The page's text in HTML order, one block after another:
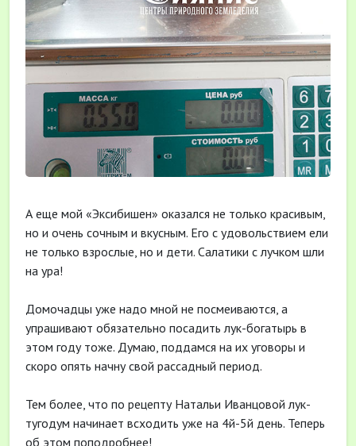
А еще мой «Эксибишен» оказался не только красивым,
но и очень сочным и вкусным. Его с удовольствием ели
не только взрослые, но и дети. Салатики с лучком шли
на ура!
Домочадцы уже надо мной не посмеиваются, а
упрашивают обязательно посадить лук-богатырь в
этом году тоже. Думаю, поддамся на их уговоры и
скоро опять начну свой рассадный период.
Тем более, что по рецепту Натальи Иванцовой лук-
тугодум начинает всходить уже на 4й-5й день. Теперь
об этом поподробнее!